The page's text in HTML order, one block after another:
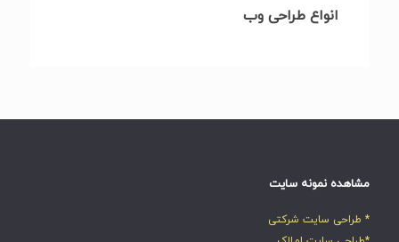
انواع طراحی وب
مشاهده نمونه سایت
* طراحی سایت شرکتی